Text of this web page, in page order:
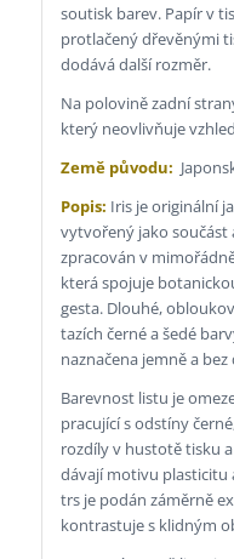
soutisk barev. Papír v
protlačený dřevěnými
dodává další rozměr.
Na polovině zadní
který neovlivňuje
Země původu:
Popis: Iris je originální
vytvořený jako součást
zpracován v
která spojuje
gesta. Dlouhé,
tazích černé a šedé
naznačena jemně a
Barevnost listu je
pracující s odstíny
rozdíly v hustotě tisku
dávají motivu
trs je podán záměrně
kontrastuje s klidným